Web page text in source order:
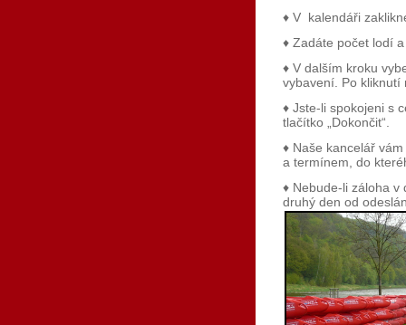
♦ V kalendáři
♦ Zadáte počet lodí a
♦ V dalším kroku
vybavení. Po kliknutí
♦ Jste-li spokojeni s
tlačítko „Dokončit“.
♦ Naše kancelář
a termínem, do
♦ Nebude-li záloha v
druhý den od